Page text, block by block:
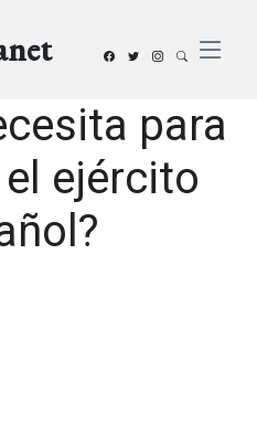
para
ejército